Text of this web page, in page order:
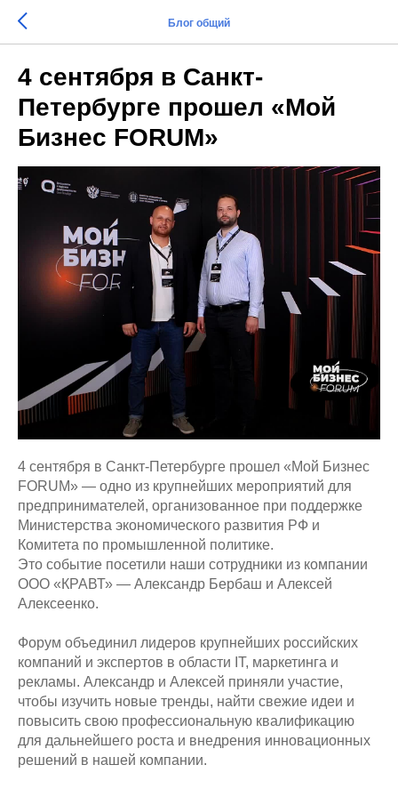
Блог общий
4 сентября в Санкт-
Петербурге прошел «Мой
Бизнес FORUM»
4 сентября в Санкт-Петербурге прошел «Мой Бизнес
FORUM» — одно из крупнейших мероприятий для
предпринимателей, организованное при поддержке
Министерства экономического развития РФ и
Комитета по промышленной политике.
Это событие посетили наши сотрудники из компании
ООО «КРАВТ» — Александр Бербаш и Алексей
Алексеенко.
Форум объединил лидеров крупнейших российских
компаний и экспертов в области IT, маркетинга и
рекламы. Александр и Алексей приняли участие,
чтобы изучить новые тренды, найти свежие идеи и
повысить свою профессиональную квалификацию
для дальнейшего роста и внедрения инновационных
решений в нашей компании.